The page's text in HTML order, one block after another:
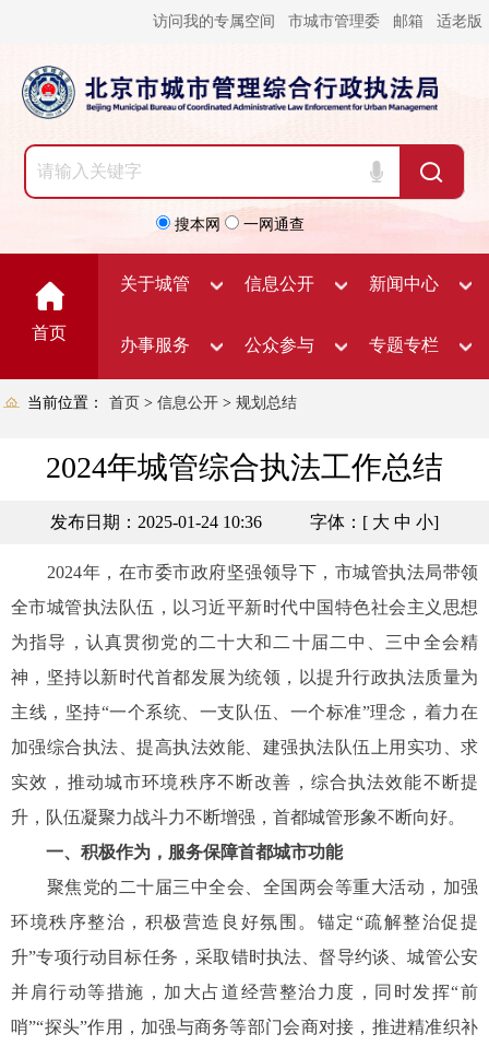
访问我的专属空间 市城市管理委 邮箱 适老版
搜本网 一网通查
首页
关于城管 信息公开 新闻中心
办事服务 公众参与 专题专栏
当前位置： 首页 > 信息公开 > 规划总结
2024年城管综合执法工作总结
发布日期：2025-01-24 10:36 字体：[ 大 中 小]
2024年，在市委市政府坚强领导下，市城管执法局带领
全市城管执法队伍，以习近平新时代中国特色社会主义思想
为指导，认真贯彻党的二十大和二十届二中、三中全会精
神，坚持以新时代首都发展为统领，以提升行政执法质量为
主线，坚持“一个系统、一支队伍、一个标准”理念，着力在
加强综合执法、提高执法效能、建强执法队伍上用实功、求
实效，推动城市环境秩序不断改善，综合执法效能不断提
升，队伍凝聚力战斗力不断增强，首都城管形象不断向好。
一、积极作为，服务保障首都城市功能
聚焦党的二十届三中全会、全国两会等重大活动，加强
环境秩序整治，积极营造良好氛围。锚定“疏解整治促提
升”专项行动目标任务，采取错时执法、督导约谈、城管公安
并肩行动等措施，加大占道经营整治力度，同时发挥“前
哨”“探头”作用，加强与商务等部门会商对接，推进精准织补